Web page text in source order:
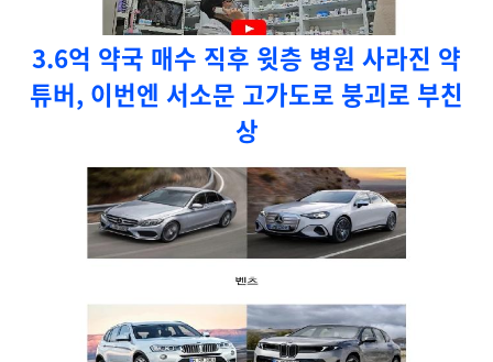
3.6억 약국 매수 직후 윗층 병원 사라진 약
튜버, 이번엔 서소문 고가도로 붕괴로 부친
상